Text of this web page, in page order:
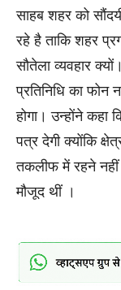
साहब शहर को
रहे है ताकि शहर
सौतेला व्यवहार
प्रतिनिधि का फोन
होगा। उन्होंने
पत्र देगी क्योंकि
तकलीफ में रहने नहीं
मौजूद थीं ।